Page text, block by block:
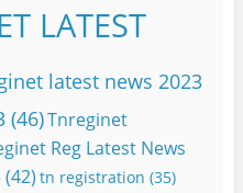
LATEST
latest news 2023
(46)Tnreginet
Reg Latest News
(42) tn registration (35)